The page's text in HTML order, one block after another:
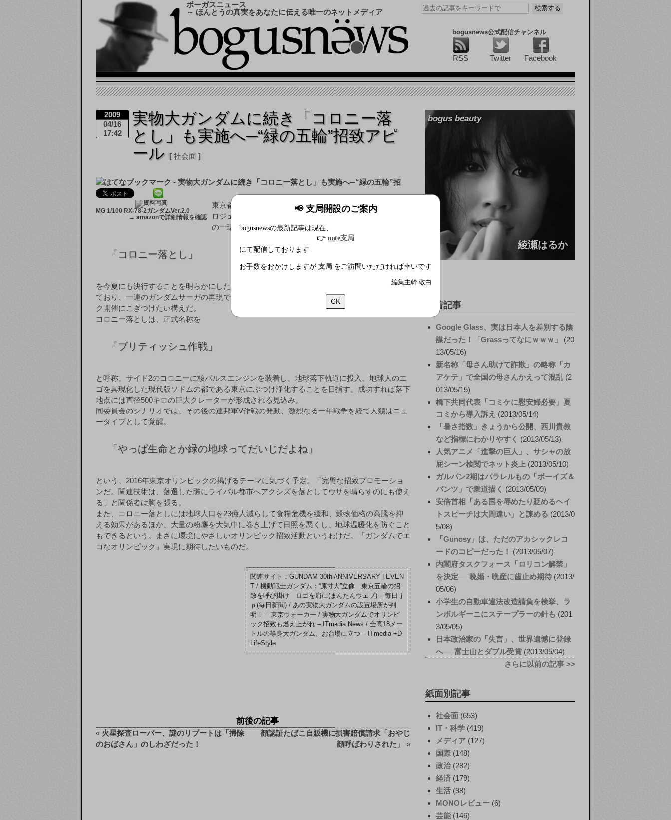
📢 支局開設のご案内
bogusnewsの最新記事は現在、
👉 note支局
にて配信しております
お手数をおかけしますが 支局 をご訪問いただければ幸いです
編集主幹 敬白
OK
ボーガスニュース
～ ほんとうの真実をあなたに伝える唯一のネットメディア
bogusnews公式配信チャンネル
RSS Twitter Facebook
2009
04/16
17:42
実物大ガンダムに続き「コロニー落
とし」も実施へ─“緑の五輪”招致アピ
ール
社会面
MG 1/100 RX-78-2ガンダムVer.2.0
→ amazonで詳細情報を確認
東京都公園協会などで構成するGREEN TOKYOガンダムプ
ロジェクト実行委員会は、2016年のオリンピック招致事業
の一環として
「 コロニー落とし」
を今夏にも決行することを明らかにした。同委員会はすでに実物大ガンダムの建造にも着手し
ており、一連のガンダムサーガの再現で「緑の五輪」をIOCにアピール。東京でのオリンピッ
ク開催にこぎつけたい構えだ。
コロニー落としは、正式名称を
「 ブリティッシュ作戦」
と呼称。サイド2のコロニーに核パルスエンジンを装着し、地球落下軌道に投入。地球人のエ
ゴを具現化した現代版ソドムの都である東京にぶつけ浄化することを目指す。成功すれば落下
地点には直径500キロの巨大クレーターが形成される見込み。
同委員会のシナリオでは、その後の連邦軍V作戦の発動、激烈なる一年戦争を経て人類はニュ
ータイプとして覚醒。
「 やっぱ生命とか緑の地球ってだいじだよね」
という、2016年東京オリンピックの掲げるテーマに気づく予定。「完璧な招致プロモーショ
ンだ。関連技術は、落選した際にライバル都市へアクシズを落としてウサを晴らすのにも使え
る」と関係者は胸を張る。
また、コロニー落としには地球人口を23億人減らして食糧危機を緩和、穀物価格の高騰を抑
える効果があるほか、大量の粉塵を大気中に巻き上げて日照を悪くし、地球温暖化を防ぐこと
もできるという。まさに環境にやさしいオリンピック招致活動というわけだ。「ガンダムでエ
コなオリンピック」実現に期待したいものだ。
GUNDAM 30th ANNIVERSARY | EVEN
T / 機動戦士ガンダム：“原寸大”立像 東京五輪の招
致を呼び掛け ロゴを肩に(まんたんウェブ) – 毎日ｊ
ｐ(毎日新聞) / あの実物大ガンダムの設置場所が判
明！ – 東京ウォーカー / 実物大ガンダムでオリンピ
ック招致も燃え上がれ – ITmedia News / 全高18メー
トルの等身大ガンダム、お台場に立つ – ITmedia +D
LifeStyle
前後の記事
« 火星探査ローバー、謎のリブートは「掃除
のおばさん」のしわざだった！
顔認証たばこ自販機に損害賠償請求「おやじ
顔呼ばわりされた」
»
bogus beauty
綾瀬はるか
新着記事
Google Glass、実は日本人を差別する陰
謀だった！「Grassってなにｗｗｗ」
20
13/05/16
新名称「母さん助けて詐欺」の略称「カ
アケテ」で全国の母さんかえって混乱 2
013/05/15
橋下共同代表「コミケに慰安婦必要」夏
コミから導入訴え
2013/05/14
「暑さ指数」きょうから公開、西川貴教
など指標にわかりやすく
2013/05/13
人気アニメ「進撃の巨人」、サシャの放
屁シーン検閲でネット炎上
2013/05/10
ガルパン2期はパラレルもの「ボーイズ＆
パンツ」で衆道描く
2013/05/09
安倍首相「ある国を辱めたり貶めるヘイ
トスピーチは大間違い」と諫める
2013/0
5/08
「Gunosy」は、ただのアカシックレコ
ードのコピーだった！
2013/05/07
内閣府タスクフォース「ロリコン解禁」
を決定──晩婚・晩産に歯止め期待 2013/
05/06
小学生の自動車違法改造請負を検挙、ラ
ンボルギーニにステープラーの針も
201
3/05/05
日本政治家の「失言」、世界遺憾に登録
へ──富士山とダブル受賞 2013/05/04
さらに以前の記事 >>
紙面別記事
社会面 (653)
IT・科学 (419)
メディア (127)
国際 (148)
政治(282)
経済 (179)
生活 (98)
MONOレビュー (6)
芸能 (146)